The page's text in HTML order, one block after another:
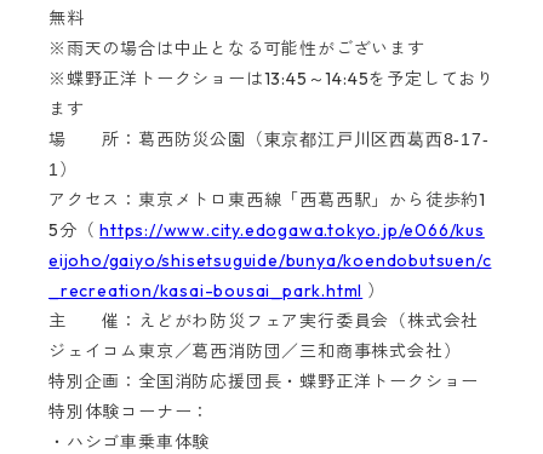
無料
※雨天の場合は中止となる可能性がございます
※蝶野正洋トークショーは13:45～14:45を予定しており
ます
場 所：葛西防災公園（東京都江戸川区西葛西8-17-
1 ）
アクセス：東京メトロ東西線「西葛西駅」から徒歩約1
5分（https://www.city.edogawa.tokyo.jp/e066/kus
eijoho/gaiyo/shisetsuguide/bunya/koendobutsuen/c
_recreation/kasai-bousai_park.html ）
主 催：えどがわ防災フェア実行委員会（株式会社
ジェイコム東京／葛西消防団／三和商事株式会社）
特別企画：全国消防応援団長・蝶野正洋トークショー
特別体験コーナー：
・ハシゴ車乗車体験